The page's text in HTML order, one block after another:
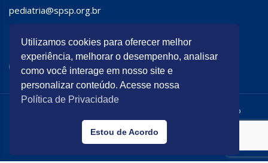
pediatria@spsp.org.br
SIGA A SPSP:
Todos os direitos reservados. É permitida a reprodução do
conteúdo desta página desde que citada a origem.
Desenvolvido por
Utilizamos cookies para oferecer melhor
experiência, melhorar o desempenho, analisar
como você interage em nosso site e
personalizar conteúdo. Acesse nossa
Política de Privacidade
Estou de Acordo